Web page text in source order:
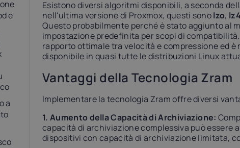
e
a
Esistono diversi algoritmi disponibili, a seconda
nell'ultima versione di Proxmox, questi sonolzo, lz4
Questo probabilmente perché è stato aggiunto al
impostazione predefinita per scopi di
rapporto ottimale tra velocità e compressione ed
disponibile in quasi tutte le distribuzioni Linux
Vantaggi della Tecnologia Zram
Implementare la tecnologia Zram offre diversi
1. Aumento della Capacità di Archiviazione:
capacità di archiviazione complessiva può
dispositivi con capacità di archiviazione limitata,
Luxembourg
17%
Malta
18%
Portugal
23%
Romania
19%
Spain
21%
Sweden
25%